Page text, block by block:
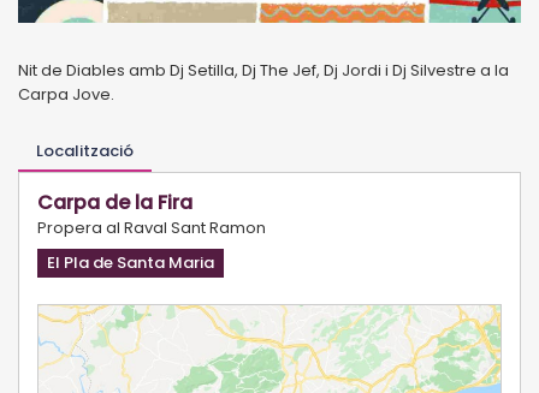
Nit de Diables amb Dj Setilla, Dj The Jef, Dj Jordi i Dj Silvestre a la
Carpa Jove.
Localització
Carpa de la Fira
Propera al Raval Sant Ramon
El Pla de Santa Maria